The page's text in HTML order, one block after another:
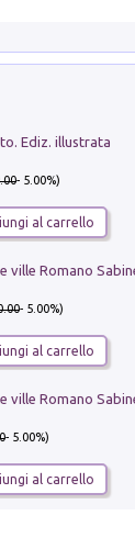
Ediz. illustrata
- 5.00%)
al carrello
- 5.00%)
al carrello
- 5.00%)
al carrello